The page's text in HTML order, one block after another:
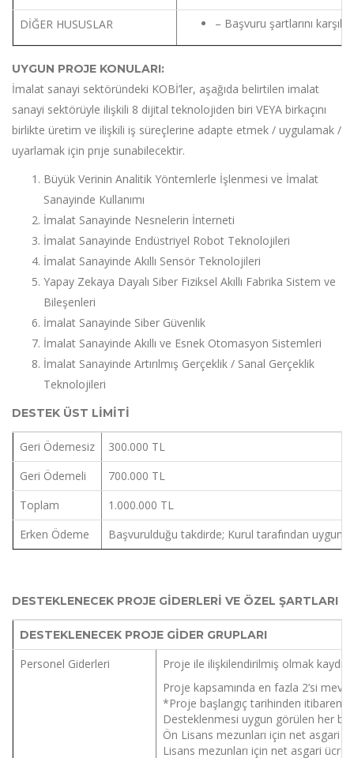
DİĞER HUSUSLAR – Başvuru şartlarını
UYGUN PROJE KONULARI:
İmalat sanayi sektöründeki KOBİ’ler, aşağıda belirtilen imalat
sanayi sektörüyle ilişkili 8 dijital teknolojiden biri VEYA birkaçını
birlikte üretim ve ilişkili iş süreçlerine adapte etmek / uygulamak /
uyarlamak için prıje sunabilecektir.
Büyük Verinin Analitik Yöntemlerle İşlenmesi ve İmalat
Sanayinde Kullanımı
İmalat Sanayinde Nesnelerin İnterneti
İmalat Sanayinde Endüstriyel Robot Teknolojileri
İmalat Sanayinde Akıllı Sensör Teknolojileri
Yapay Zekaya Dayalı Siber Fiziksel Akıllı Fabrika Sistem ve
Bileşenleri
İmalat Sanayinde Siber Güvenlik
İmalat Sanayinde Akıllı ve Esnek Otomasyon Sistemleri
İmalat Sanayinde Artırılmış Gerçeklik / Sanal Gerçeklik
Teknolojileri
DESTEK ÜST LİMİTİ
Geri Ödemesiz
300.000 TL
Geri Ödemeli
700.000 TL
Toplam
1.000.000 TL
Erken Ödeme
Başvurulduğu takdirde; Kurul tarafından uygun
DESTEKLENECEK PROJE GİDERLERİ VE ÖZEL ŞARTLARI
DESTEKLENECEK PROJE GİDER GRUPLARI
Personel Giderleri
Proje ile ilişkilendirilmiş olmak
Proje kapsamında en fazla 2’si
*Proje başlangıç tarihinden itibaren
Desteklenmesi uygun görülen her
Ön Lisans mezunları için net asgari
Lisans mezunları için net asgari